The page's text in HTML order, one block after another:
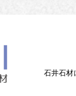
石井石材